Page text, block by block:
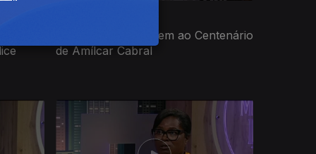
Especial: Homenagem ao Centenário
de Amílcar Cabral